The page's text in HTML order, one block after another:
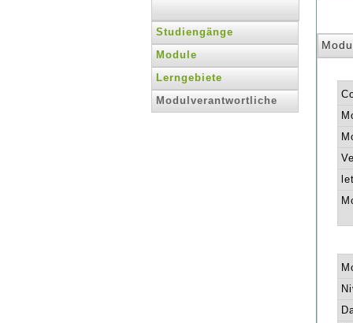
Studiengänge
Module
Lerngebiete
Modulverantwortliche